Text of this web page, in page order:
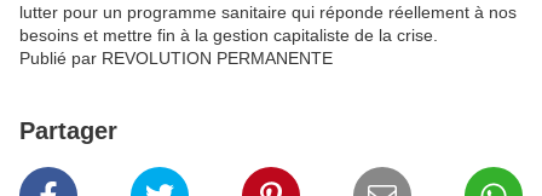
lutter pour un programme sanitaire qui réponde réellement à nos
besoins et mettre fin à la gestion capitaliste de la crise.
Publié par REVOLUTION PERMANENTE
Partager